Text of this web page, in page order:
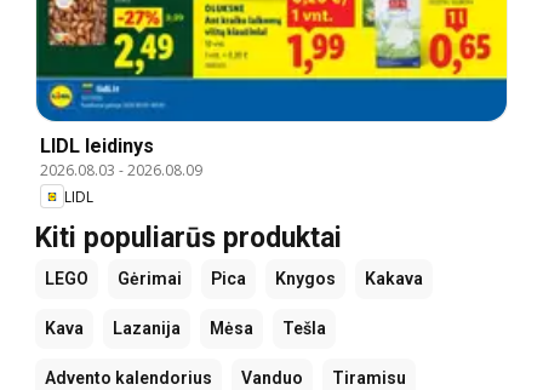
LIDL leidinys
2026.08.03 -2026.08.09
LIDL
Kiti populiarūs produktai
LEGO Gėrimai Pica Knygos Kakava
Kava Lazanija Mėsa Tešla
Advento kalendorius Vanduo Tiramisu